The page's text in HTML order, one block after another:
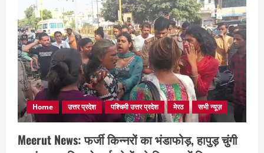
Home उत्तर प्रदेश पश्चिमी उत्तर प्रदेश मेरठ सभी न्यूज़
Meerut News: फर्जी किन्नरों का भंडाफोड़, हापुड़ चुंगी